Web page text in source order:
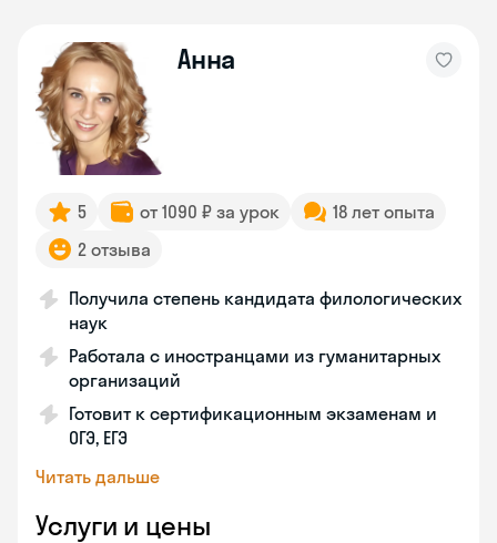
Анна
5 от 1090 ₽ за урок
18 лет опыта
2 отзыва
Получила степень кандидата филологических
наук
Работала с иностранцами из гуманитарных
организаций
Готовит к сертификационным экзаменам и
ОГЭ, ЕГЭ
Читать дальше
Услуги и цены